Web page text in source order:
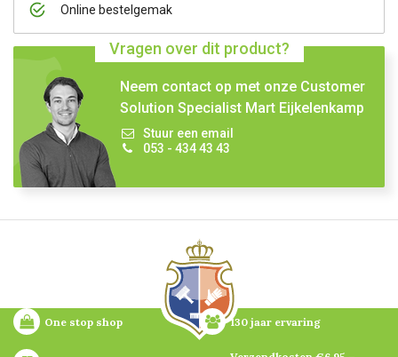
Online bestelgemak
Vragen over dit product?
Neem contact op met onze Customer
Solution Specialist Mart Eijkelenkamp
Stuur een email
053 - 434 43 43
One stop shop 130 jaar ervaring